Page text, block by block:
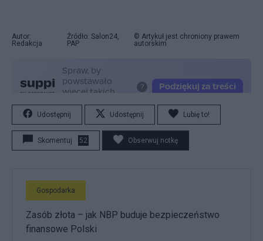
Autor:
Redakcja
Źródło: Salon24,
PAP
© Artykuł jest chroniony prawem
autorskim
Udostępnij Udostępnij Lubię to!
Skomentuj 52 Obserwuj notkę
Gospodarka
Zasób złota – jak NBP buduje bezpieczeństwo
finansowe Polski